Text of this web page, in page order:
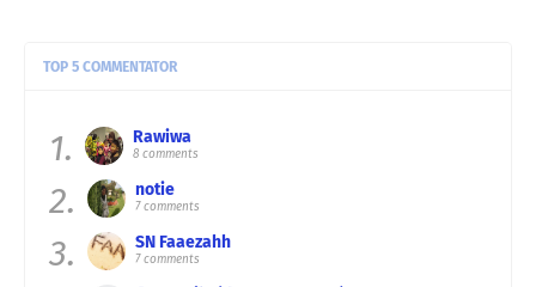
TOP 5 COMMENTATOR
1. Rawiwa
8 comments
2. notie
7 comments
3. SN Faaezahh
7 comments